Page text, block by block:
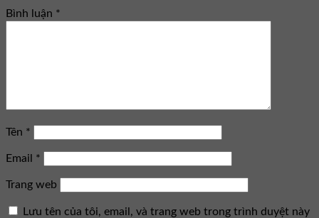
Bình luận *
Tên *
Email *
Trang web
Lưu tên của tôi, email, và trang web trong trình duyệt này